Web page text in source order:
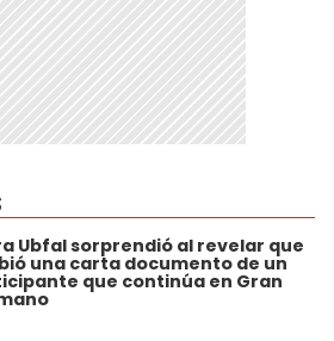
Ubfal sorprendió al revelar que
una carta documento de un
que continúa en Gran